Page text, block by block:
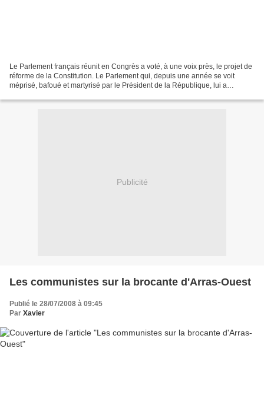
Le Parlement français réunit en Congrès a voté, à une voix près, le projet de
réforme de la Constitution. Le Parlement qui, depuis une année se voit
méprisé, bafoué et martyrisé par le Président de la République, lui a
Publicité
Les communistes sur la brocante d'Arras-Ouest
Publié le 28/07/2008 à 09:45
Par Xavier